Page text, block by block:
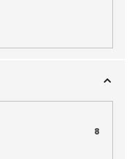
8